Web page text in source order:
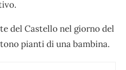
del Castello nel giorno del
pianti di una bambina.